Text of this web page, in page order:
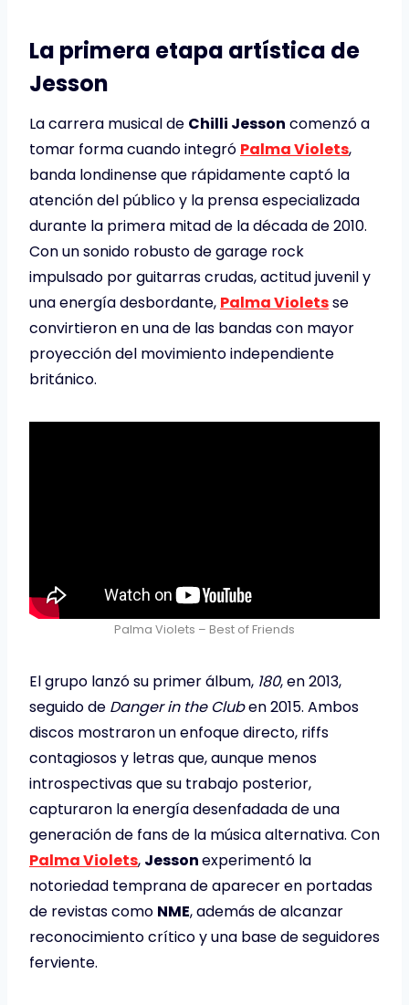
La primera etapa artística de
Jesson
La carrera musical de Chilli Jesson comenzó a
tomar forma cuando integró Palma Violets,
banda londinense que rápidamente captó la
atención del público y la prensa especializada
durante la primera mitad de la década de 2010.
Con un sonido robusto de garage rock
impulsado por guitarras crudas, actitud juvenil y
una energía desbordante, Palma Violetsse
convirtieron en una de las bandas con mayor
proyección del movimiento independiente
británico.
Palma Violets – Best of Friends
El grupo lanzó su primer álbum, 180, en 2013,
seguido de Danger in the Cluben 2015. Ambos
discos mostraron un enfoque directo, riffs
contagiosos y letras que, aunque menos
introspectivas que su trabajo posterior,
capturaron la energía desenfadada de una
generación de fans de la música alternativa. Con
Palma Violets, Jessonexperimentó la
notoriedad temprana de aparecer en portadas
de revistas como NME, además de alcanzar
reconocimiento crítico y una base de seguidores
ferviente.